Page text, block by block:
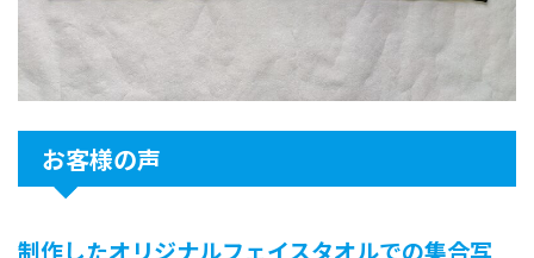
お客様の声
制作したオリジナルフェイスタオルでの集合写